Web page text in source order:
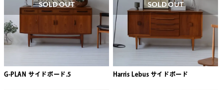
SOLD OUT
G-PLAN サイドボード.5
SOLD OUT
Harris Lebus サイドボード